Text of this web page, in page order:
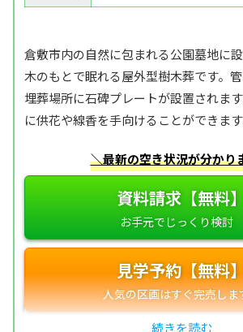
倉敷市内の自然に包まれる公園墓地に
木のもとで眠れる屋外型樹木葬です。管
埋葬場所に石碑プレートが設置されま
に供花や線香を手向けることができます
＼最新の空き状況が分かり
資料請求【無料】
見学予約【無料】